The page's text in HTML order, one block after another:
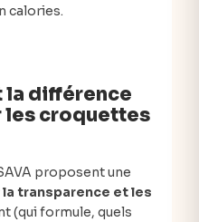
calories.
la différence
les croquettes
proposent une
la transparence et les
(qui formule, quels